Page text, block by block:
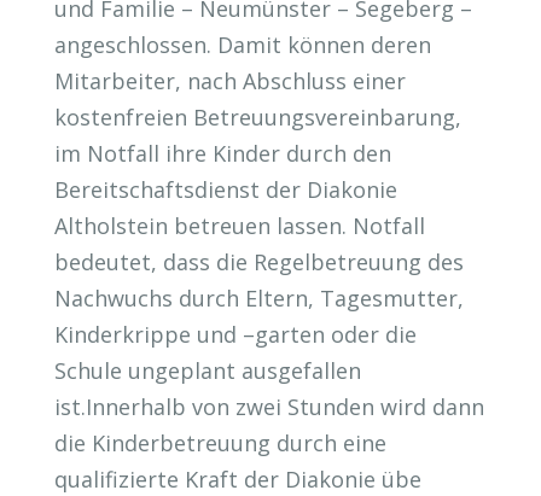
und Familie – Neumünster – Segeberg –
angeschlossen. Damit können deren
Mitarbeiter, nach Abschluss einer
kostenfreien Betreuungsvereinbarung,
im Notfall ihre Kinder durch den
Bereitschaftsdienst der Diakonie
Altholstein betreuen lassen. Notfall
bedeutet, dass die Regelbetreuung des
Nachwuchs durch Eltern, Tagesmutter,
Kinderkrippe und –garten oder die
Schule ungeplant ausgefallen
ist.Innerhalb von zwei Stunden wird dann
die Kinderbetreuung durch eine
qualifizierte Kraft der Diakonie übe